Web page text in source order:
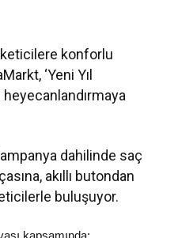
konforlu
‘Yeni Yıl
dahilinde saç
akıllı butondan
buluşuyor.
kapsamında;